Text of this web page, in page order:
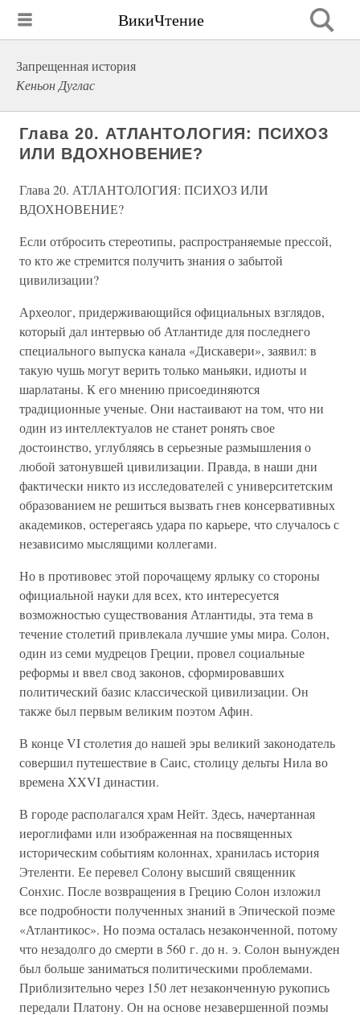
ВикиЧтение
Запрещенная история
Кеньон Дуглас
Глава 20. АТЛАНТОЛОГИЯ: ПСИХОЗ
ИЛИ ВДОХНОВЕНИЕ?
Глава 20. АТЛАНТОЛОГИЯ: ПСИХОЗ ИЛИ
ВДОХНОВЕНИЕ?
Если отбросить стереотипы, распространяемые прессой,
то кто же стремится получить знания о забытой
цивилизации?
Археолог, придерживающийся официальных взглядов,
который дал интервью об Атлантиде для последнего
специального выпуска канала «Дискавери», заявил: в
такую чушь могут верить только маньяки, идиоты и
шарлатаны. К его мнению присоединяются
традиционные ученые. Они настаивают на том, что ни
один из интеллектуалов не станет ронять свое
достоинство, углубляясь в серьезные размышления о
любой затонувшей цивилизации. Правда, в наши дни
фактически никто из исследователей с университетским
образованием не решиться вызвать гнев консервативных
академиков, остерегаясь удара по карьере, что случалось с
независимо мыслящими коллегами.
Но в противовес этой порочащему ярлыку со стороны
официальной науки для всех, кто интересуется
возможностью существования Атлантиды, эта тема в
течение столетий привлекала лучшие умы мира. Солон,
один из семи мудрецов Греции, провел социальные
реформы и ввел свод законов, сформировавших
политический базис классической цивилизации. Он
также был первым великим поэтом Афин.
В конце VI столетия до нашей эры великий законодатель
совершил путешествие в Саис, столицу дельты Нила во
времена XXVI династии.
В городе располагался храм Нейт. Здесь, начертанная
иероглифами или изображенная на посвященных
историческим событиям колоннах, хранилась история
Этеленти. Ее перевел Солону высший священник
Сонхис. После возвращения в Грецию Солон изложил
все подробности полученных знаний в Эпической поэме
«Атлантикос». Но поэма осталась незаконченной, потому
что незадолго до смерти в 560 г. до н. э. Солон вынужден
был больше заниматься политическими проблемами.
Приблизительно через 150 лет незаконченную рукопись
передали Платону. Он на основе незавершенной поэмы